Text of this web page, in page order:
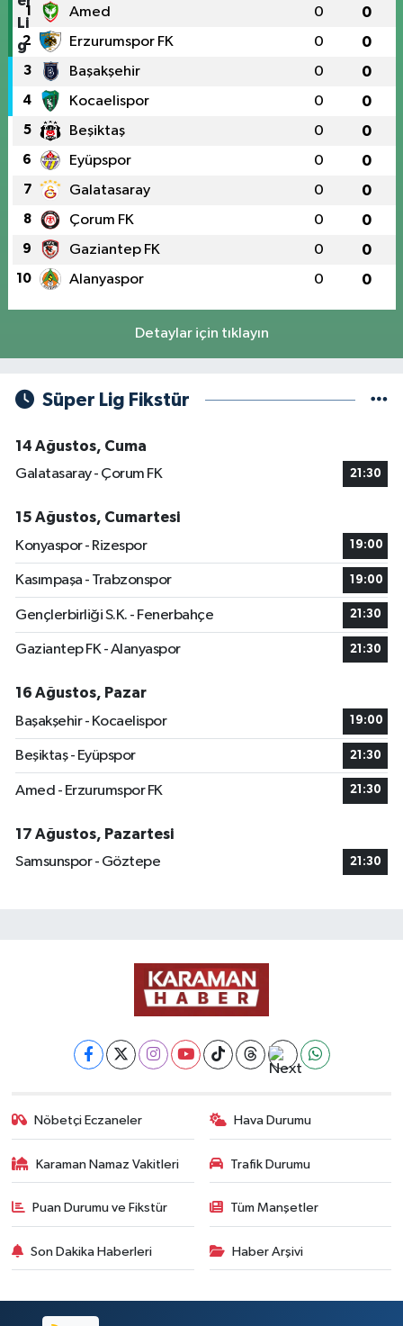
1 Amed 0 0
2 Erzurumspor FK 0 0
3 Başakşehir 0 0
4 Kocaelispor 0 0
5 Beşiktaş 0 0
6 Eyüpspor 0 0
7 Galatasaray 0 0
8 Çorum FK 0 0
9 Gaziantep FK 0 0
10 Alanyaspor 0 0
Detaylar için tıklayın
Süper Lig Fikstür
14 Ağustos, Cuma
Galatasaray - Çorum FK
21:30
15 Ağustos, Cumartesi
Konyaspor - Rizespor
19:00
Kasımpaşa - Trabzonspor 19:00
Gençlerbirliği S.K. - Fenerbahçe 21:30
Gaziantep FK - Alanyaspor 21:30
16 Ağustos, Pazar
Başakşehir - Kocaelispor
19:00
Beşiktaş - Eyüpspor 21:30
Amed - Erzurumspor FK 21:30
17 Ağustos, Pazartesi
Samsunspor - Göztepe
21:30
Nöbetçi Eczaneler Hava Durumu
Karaman Namaz Vakitleri Trafik Durumu
Puan Durumu ve Fikstür Tüm Manşetler
Son Dakika Haberleri Haber Arşivi